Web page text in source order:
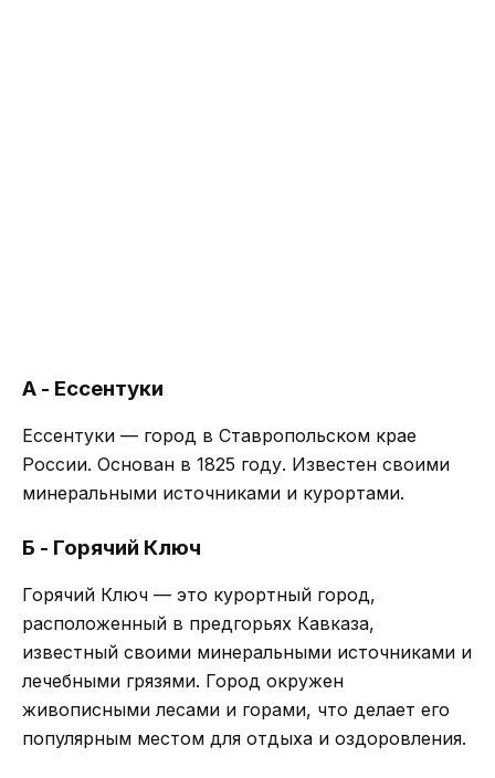
А - Ессентуки
Ессентуки — город в Ставропольском крае
России. Основан в 1825 году. Известен своими
минеральными источниками и курортами.
Б - Горячий Ключ
Горячий Ключ — это курортный город,
расположенный в предгорьях Кавказа,
известный своими минеральными источниками и
лечебными грязями. Город окружен
живописными лесами и горами, что делает его
популярным местом для отдыха и оздоровления.